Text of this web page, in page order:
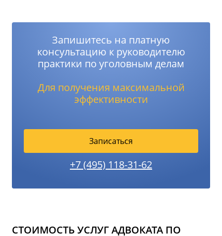
Запишитесь на платную
консультацию к руководителю
практики по уголовным делам
Для получения максимальной
эффективности
Записаться
+7 (495) 118-31-62
СТОИМОСТЬ УСЛУГ АДВОКАТА ПО